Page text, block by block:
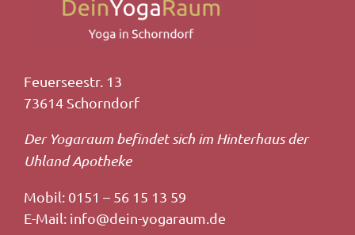
Feuerseestr. 13
73614 Schorndorf
Der Yogaraum befindet sich im Hinterhaus der
Uhland Apotheke
Mobil: 0151 – 56 15 13 59
E-Mail: info@dein-yogaraum.de